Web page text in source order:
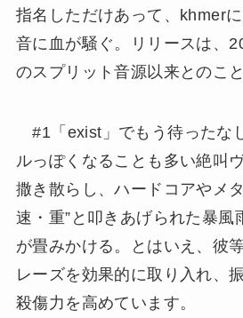
指名しただけあって、khmer
音に血が騒ぐ。リリースは、
のスプリット音源以来とのこと
#1「exist」でもう待ったな
ルっぽくなることも多い絶叫
撒き散らし、ハードコアやメ
速・重”と叩きあげられた暴風
が畳みかける。とはいえ、彼
レーズを効果的に取り入れ、
殺傷力を高めています。